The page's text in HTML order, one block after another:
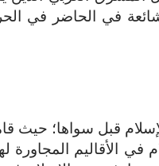
في الحاضر في
قبل سواها؛ حيث
الأقاليم المجاورة